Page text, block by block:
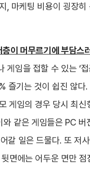
, 마케팅 비용이 굉장
이 머무르기에 부담스
임을 접할 수 있는 ‘
즐기는 것이 쉽진 않다
게임의 경우 당시 최
같은 게임들은 PC
갈 일은 드물다. 또 저
면에는 어두운 면만 점